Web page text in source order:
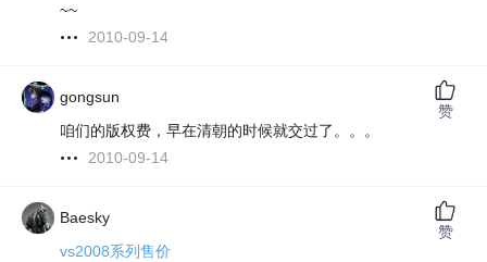
~~
2010-09-14
gongsun
咱们的版权费，早在清朝的时候就交过了。。。
2010-09-14
赞
Baesky
vs2008系列售价
赞